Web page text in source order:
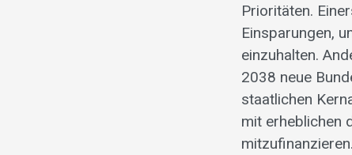
Prioritäten.
Einsparungen,
einzuhalten.
2038 neue
staatlichen
mit erheblichen
mitzufinanzieren.